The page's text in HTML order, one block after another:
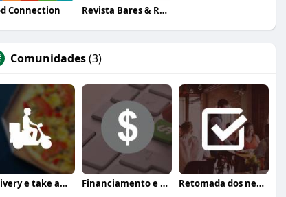
Connection Revista Bares & Restaurantes
Comunidades(3)
Delivery e take away Financiamento e crédito Retomada dos negócios